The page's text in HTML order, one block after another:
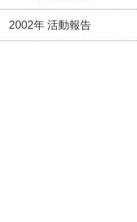
2002年 活動報告